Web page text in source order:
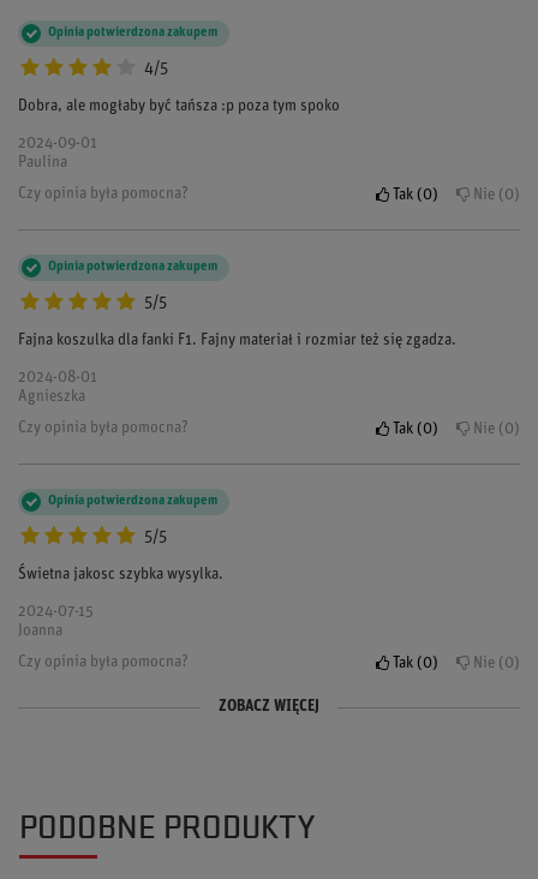
4/5
Opinia potwierdzona zakupem
Dobra, ale mogłaby być tańsza :p poza tym spoko
2024-09-01
Paulina
Czy opinia była pomocna?
Tak 0 Nie 0
5/5
Opinia potwierdzona zakupem
Fajna koszulka dla fanki F1. Fajny materiał i rozmiar też się zgadza.
2024-08-01
Agnieszka
Czy opinia była pomocna?
Tak 0 Nie 0
5/5
Opinia potwierdzona zakupem
Świetna jakosc szybka wysylka.
2024-07-15
Joanna
Czy opinia była pomocna?
Tak 0 Nie 0
Opinia potwierdzona zakupem
2024-06-12
Natalia
Opinia potwierdzona zakupem
2024-05-20
Ewa
ZOBACZ WIĘCEJ
PODOBNE PRODUKTY